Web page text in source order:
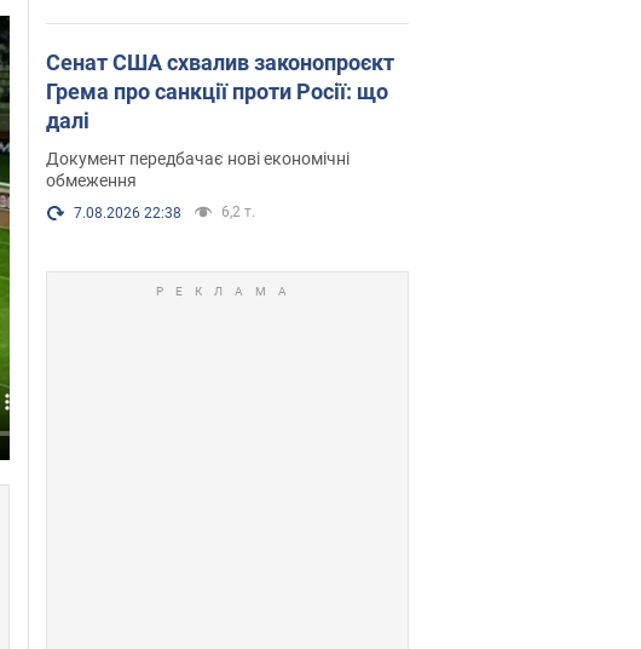
Сенат США схвалив законопроєкт
Грема про санкції проти Росії: що
далі
Документ передбачає нові економічні
обмеження
7.08.2026 22:38 6,2 т.